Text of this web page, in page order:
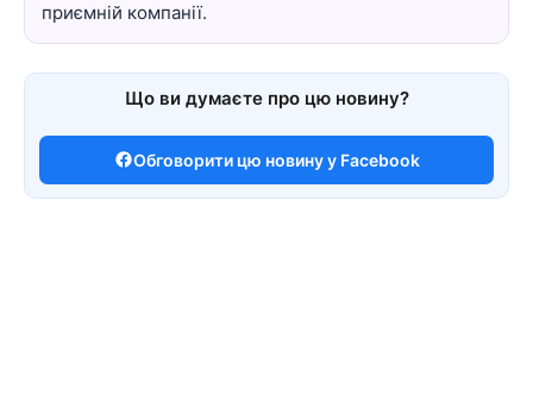
приємній компанії.
Що ви думаєте про цю новину?
Обговорити цю новину у Facebook